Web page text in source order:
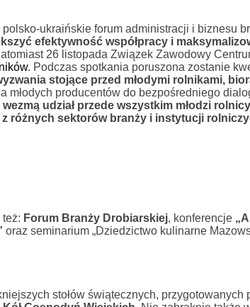
ukraińskie forum administracji i biznesu
efektywność współpracy i
26 listopada Związek Zawodowy
. Podczas spotkania poruszona zostanie
stojące przed młodymi rolnikami,
młodych producentów do bezpośredniego
udział przede wszystkim młodzi
różnych sektorów branży i instytucji
Forum Branży Drobiarskiej, konferencje
oraz seminarium „Dziedzictwo kulinarne
stołów świątecznych, przygotowanych